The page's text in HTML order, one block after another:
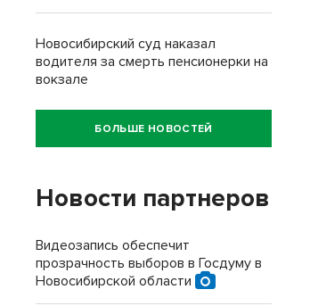
Новосибирский суд наказал
водителя за смерть пенсионерки на
вокзале
БОЛЬШЕ НОВОСТЕЙ
Новости партнеров
Видеозапись обеспечит
прозрачность выборов в Госдуму в
Новосибирской области